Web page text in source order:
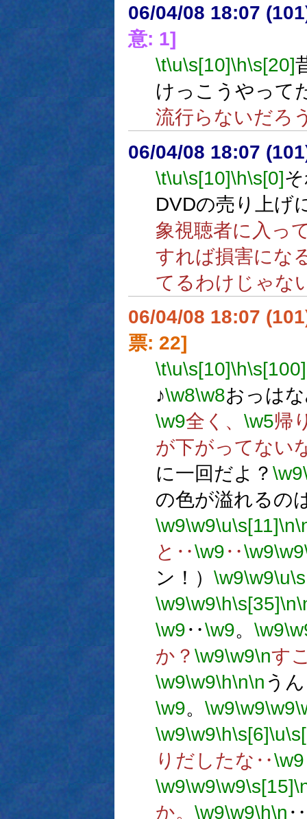
06/04/08 18:07
意: 1]
\t\u\s[10]\h\s[20]
けっこうやって
流行らないだろ
06/04/08 18:07
\t\u\s[10]\h\s[0]
DVDの売り上げ
象視聴者に入っ
すれば損害にな
てるわけじゃな
06/04/08 18:07
票: 22]
\t\u\s[10]\h\s[100]
♪\w8\w8おっは
\w9全く、 \w5帰
が下がってない
に一回だよ？ \w9
の色が溢れるの
\w9\w9\u\s[11]\n
と‥\w9‥\w9\w9
ン！） \w9\w9\u
\w9\w9\h\s[35]\n
\w9‥\w9。 \w9
か？ \w9\w9\nす
\w9\w9\h\n\n う
\w9。 \w9\w9\w9
\w9\w9\h\s[6]\u
りだしたな‥\w9
\w9\w9\w9\s[15]
か。 \w9\w9\h\n ‥